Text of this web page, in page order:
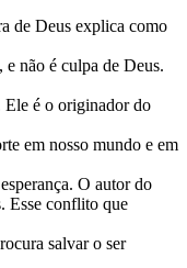
de Deus explica como
não é culpa de Deus.
Ele é o originador do
em nosso mundo e em
O autor do
Esse conflito que
salvar o ser